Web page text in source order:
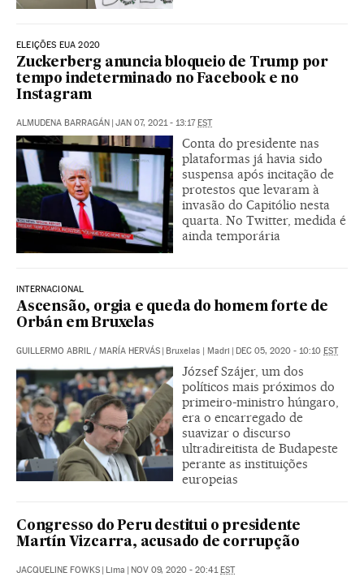
ELEIÇÕES EUA 2020
Zuckerberg anuncia bloqueio de Trump por
tempo indeterminado no Facebook e no
Instagram
ALMUDENA BARRAGÁN | JAN 07, 2021 - 13:17EST
Conta do presidente nas
plataformas já havia sido
suspensa após incitação de
protestos que levaram à
invasão do Capitólio nesta
quarta. No Twitter, medida é
ainda temporária
INTERNACIONAL
Ascensão, orgia e queda do homem forte de
Orbán em Bruxelas
GUILLERMO ABRIL / MARÍA HERVÁS | Bruxelas | Madri | DEC 05, 2020 - 10:10 EST
József Szájer, um dos
políticos mais próximos do
primeiro-ministro húngaro,
era o encarregado de
suavizar o discurso
ultradireitista de Budapeste
perante as instituições
europeias
Congresso do Peru destitui o presidente
Martín Vizcarra, acusado de corrupção
JACQUELINE FOWKS | Lima | NOV 09, 2020 - 20:41EST